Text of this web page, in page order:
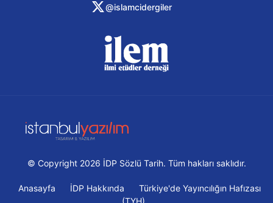
@islamcidergiler
© Copyright 2026 İDP Sözlü Tarih. Tüm hakları saklıdır.
Anasayfa İDP Hakkında
Türkiye'de Yayıncılığın Hafızası